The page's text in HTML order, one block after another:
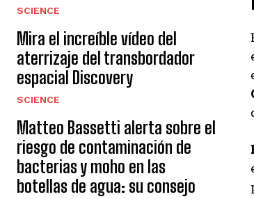
SCIENCE
Mira el increíble vídeo del
aterrizaje del transbordador
espacial Discovery
SCIENCE
Matteo Bassetti alerta sobre el
riesgo de contaminación de
bacterias y moho en las
botellas de agua: su consejo